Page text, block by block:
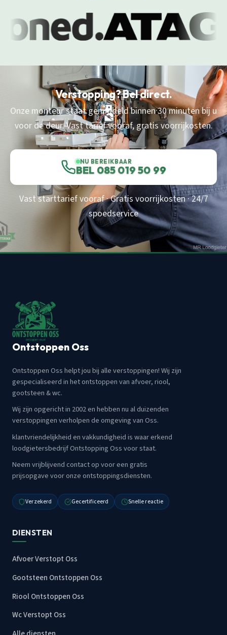
Verstopping? Bel direct.
Onze monteur staat gemiddeld binnen 30 minuten bij u
voor de deur. Vast tarief vooraf, gratis voorrijkosten.
NU BEREIKBAAR
BEL 085 019 50 99
Vast starttarief vooraf · Gratis voorrijkosten · 24/7
spoedservice
Ontstoppen Oss
Ontstoppen Oss helpt jou bij alle verstoppingen! Wij zijn
gespecialiseerd in het ontstoppen van afvoer, riool,
gootsteen & wc.
Wij zijn opgericht in 2002 en hebben nu al duizenden
verstoppingen verholpen de omgeving van Oss.
klantvriendelijkheid en vakkundigheid is waar erkend
loodgietersbedrijf Ontstopping Oss voor staat.
Neem vrijblijvend contact op voor een gratis
prijsopgave voor onze ontstoppingsdiensten.
Verzekerd Gecertificeerd Snelle reactie
DIENSTEN
Afvoer Verstopt Oss
Gootsteen Ontstoppen Oss
Riool Ontstoppen Oss
Wc Verstopt Oss